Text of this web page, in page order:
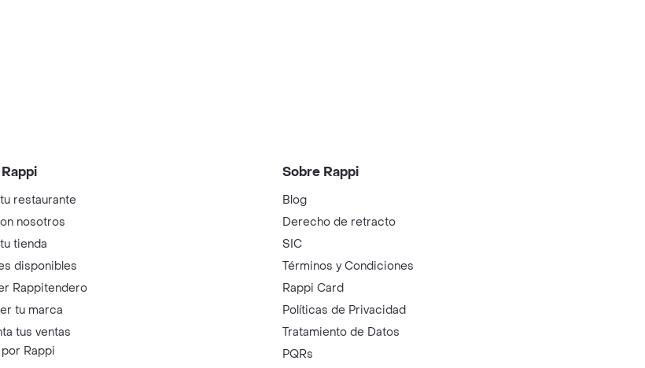
restaurante
nosotros
tienda
disponibles
Rappitendero
tu marca
tus ventas
Rappi
Sobre Rappi
Blog
Derecho de retracto
SIC
Términos y Condiciones
Rappi Card
Políticas de Privacidad
Tratamiento de Datos
PQRs